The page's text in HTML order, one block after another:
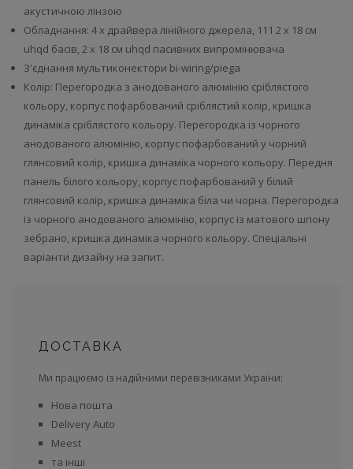
акустичною лінзою
Обладнання: 4 x драйвера лінійного джерела, 111 2 x 18 см
uhqd басів, 2 x 18 см uhqd пасивних випромінювача
З'єднання мультиконектори bi-wiring/piega
Колір: Перегородка з анодованого алюмінію сріблястого
кольору, корпус пофарбований сріблястий колір, кришка
динаміка сріблястого кольору. Перегородка із чорного
анодованого алюмінію, корпус пофарбований у чорний
глянсовий колір, кришка динаміка чорного кольору. Передня
панель білого кольору, корпус пофарбований у білий
глянсовий колір, кришка динаміка біла чи чорна. Перегородка
із чорного анодованого алюмінію, корпус із матового шпону
зебрано, кришка динаміка чорного кольору. Спеціальні
варіанти дизайну на запит.
ДОСТАВКА
Ми працюємо із надійними перевізниками України:
Нова пошта
Delivery Auto
Meest
та інші